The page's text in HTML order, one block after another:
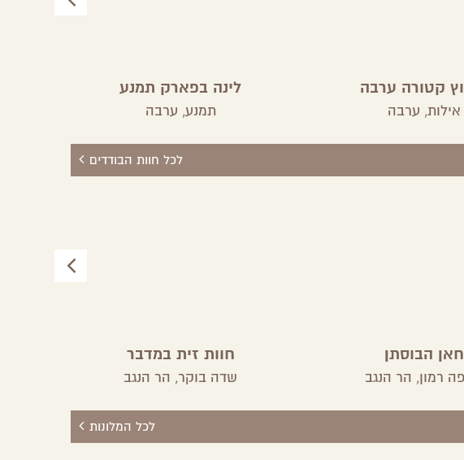
קטורה ערבה
אילות, ערבה
לינה בפארק תמנע
תמנע, ערבה
לכל חוות הבודדים
חאן הבוסתן
רמון, הר הנגב
חוות זית במדבר
שדה בוקר, הר הנגב
לכל המלונות